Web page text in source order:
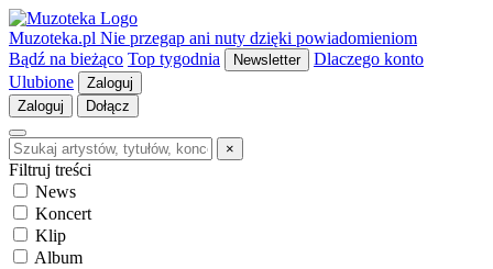
Muzoteka.pl Nie przegap ani nuty dzięki powiadomieniom
Bądź na bieżąco Top tygodnia Newsletter
Dlaczego konto
Ulubione
Zaloguj
Zaloguj
Dołącz
×
Filtruj treści
News
Koncert
Klip
Album